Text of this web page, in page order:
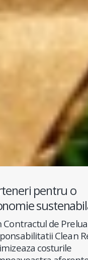
pentru o
Contractul de
Clean
costurile